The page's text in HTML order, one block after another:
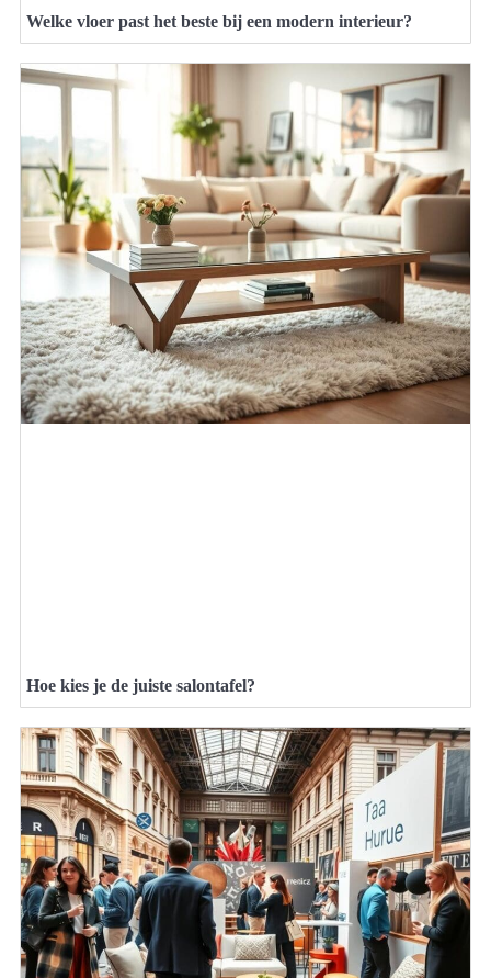
Welke vloer past het beste bij een modern interieur?
Hoe kies je de juiste salontafel?